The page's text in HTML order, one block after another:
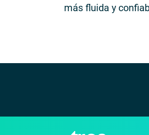
más fluida y